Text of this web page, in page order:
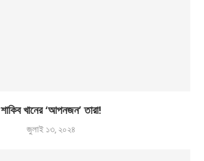
শাকিব খানের ‘আপনজন’ তারা!
জুলাই ১৩, ২০২৪